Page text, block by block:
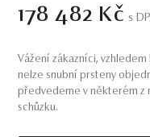
178 482 Kč S
Vážení zákazníci,
nelze snubní prsteny
předvedeme v některém z
schůzku.